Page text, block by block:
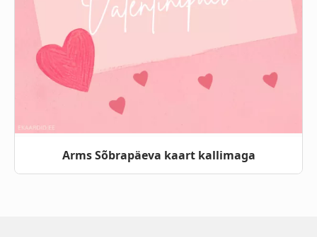
Arms Sõbrapäeva kaart kallimaga